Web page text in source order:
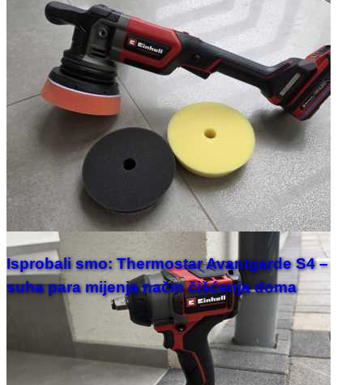
Isprobali smo: Thermostar Avantgarde S4 –
suha para mijenja način čišćenja doma